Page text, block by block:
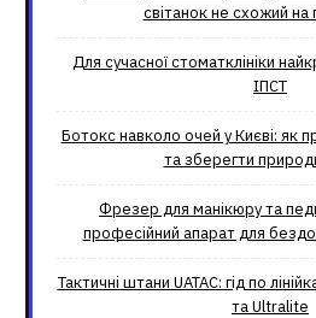
світанок не схожий на
Для сучасної стоматклініки
ІПСТ
Ботокс навколо очей у Києві: як
та зберегти
Фрезер для манікюру та
професійний апарат для
Тактичні штани UATAC: гід по
та Ultralite